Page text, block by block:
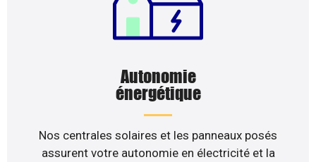
Autonomie
énergétique
Nos centrales solaires et les panneaux posés
assurent votre autonomie en électricité et la